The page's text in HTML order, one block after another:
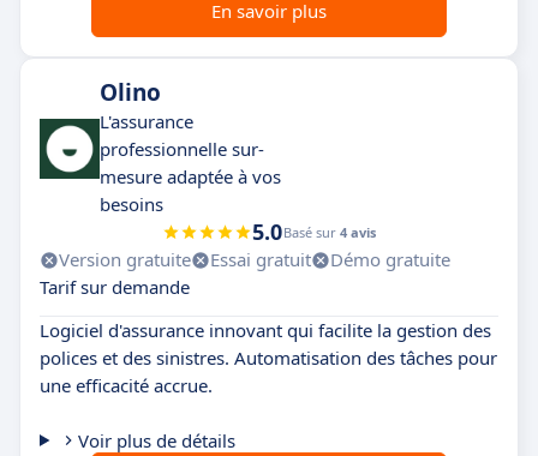
En savoir plus
Olino
L'assurance
professionnelle sur-
mesure adaptée à vos
besoins
5.0Basé sur 4 avis
Version gratuite Essai gratuit
Démo gratuite
Tarif sur demande
Logiciel d'assurance innovant qui facilite la gestion des
polices et des sinistres. Automatisation des tâches pour
une efficacité accrue.
Voir plus de détails